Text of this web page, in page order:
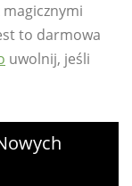
to darmowa
uwolnij, jeśli